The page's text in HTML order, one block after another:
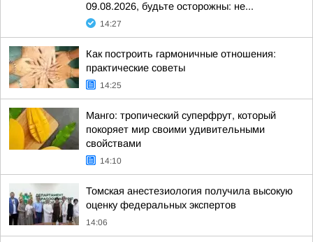
09.08.2026, будьте осторожны: не...
14:27
Как построить гармоничные отношения:
практические советы
14:25
Манго: тропический суперфрут, который
покоряет мир своими удивительными
свойствами
14:10
Томская анестезиология получила высокую
оценку федеральных экспертов
14:06